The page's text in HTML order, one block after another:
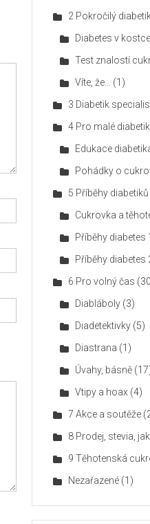
2 Pokročilý
Diabetes v kostce
Test znalostí
Víte, že…
(1)
3 Diabetik
4 Pro malé
Edukace
Pohádky o
5 Příběhy diabetiků
Cukrovka a
Příběhy diabetes
Příběhy diabetes
6 Pro volný čas
Diabláboly (3)
Diadetektivky (5)
Diastrana (1)
Úvahy, básně
Vtipy a hoax (4)
7 Akce a soutěže
8 Prodej, stevia,
9 Těhotenská
Nezařazené (1)